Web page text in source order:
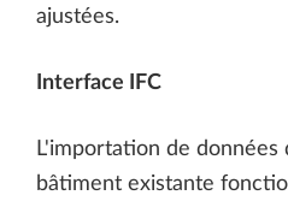
ajustées.
Interface IFC
L'importation de
bâtiment existante